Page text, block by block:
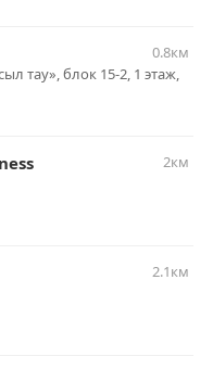
0.8км
тау», блок 15-2, 1 этаж,
2км
2.1км